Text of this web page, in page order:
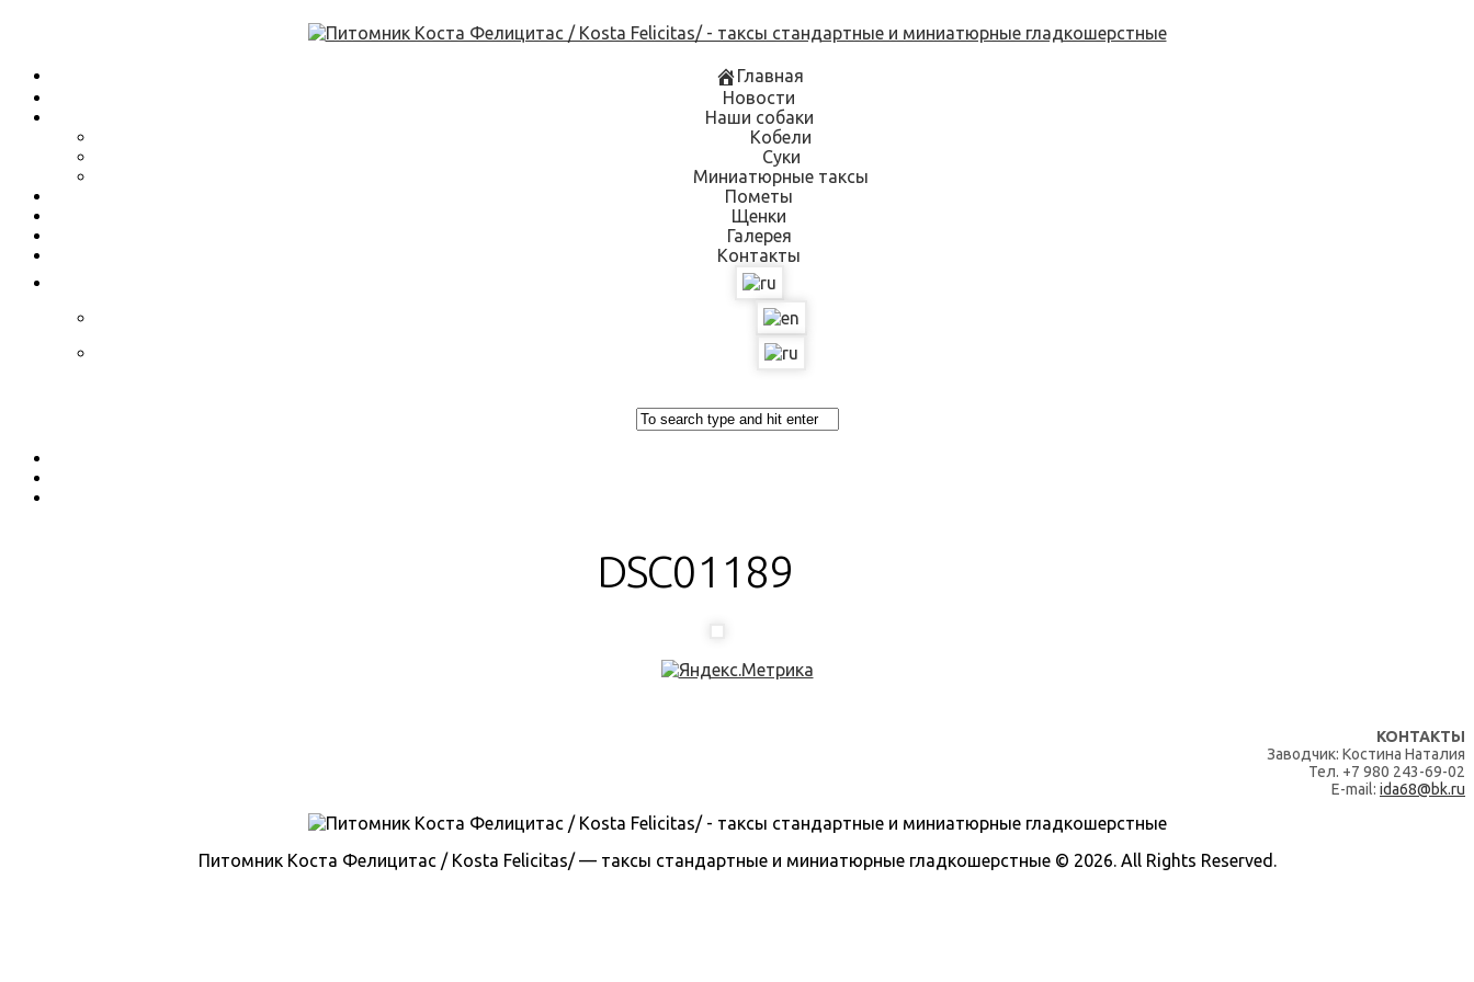
Skip
to
content
Главная
Новости
Наши собаки
Кобели
Суки
Миниатюрные таксы
Пометы
Щенки
Галерея
Контакты
DSC01189
КОНТАКТЫ
Заводчик: Костина Наталия
Тел. +7 980 243-69-02
E-mail: ida68@bk.ru
Питомник Коста Фелицитас / Kosta Felicitas/ — таксы стандартные и миниатюрные гладкошерстные © 2026. All Rights Reserved.